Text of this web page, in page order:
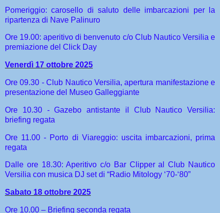
Pomeriggio: carosello di saluto delle imbarcazioni per la
ripartenza di Nave Palinuro
Ore 19.00: aperitivo di benvenuto c/o Club Nautico Versilia e
premiazione del Click Day
Venerdì 17 ottobre 2025
Ore 09.30 - Club Nautico Versilia, apertura manifestazione e
presentazione del Museo Galleggiante
Ore 10.30 - Gazebo antistante il Club Nautico Versilia:
briefing regata
Ore 11.00 - Porto di Viareggio: uscita imbarcazioni, prima
regata
Dalle ore 18.30: Aperitivo c/o Bar Clipper al Club Nautico
Versilia con musica DJ set di “Radio Mitology ‘70-‘80”
Sabato 18 ottobre 2025
Ore 10.00 – Briefing seconda regata